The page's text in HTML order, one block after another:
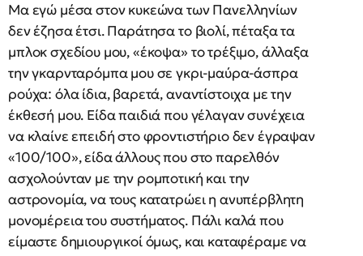
Μα εγώ μέσα στον κυκεώνα των Πανελληνίων
δεν έζησα έτσι. Παράτησα το βιολί, πέταξα τα
μπλοκ σχεδίου μου, «έκοψα» το τρέξιμο, άλλαξα
την γκαρνταρόμπα μου σε γκρι-μαύρα-άσπρα
ρούχα: όλα ίδια, βαρετά, αναντίστοιχα με την
έκθεσή μου. Είδα παιδιά που γέλαγαν συνέχεια
να κλαίνε επειδή στο φροντιστήριο δεν έγραψαν
«100/100», είδα άλλους που στο παρελθόν
ασχολούνταν με την ρομποτική και την
αστρονομία, να τους κατατρώει η ανυπέρβλητη
μονομέρεια του συστήματος. Πάλι καλά που
είμαστε δημιουργικοί όμως, και καταφέραμε να